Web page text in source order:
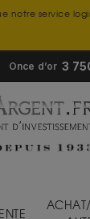
notre service
Once d’or 3